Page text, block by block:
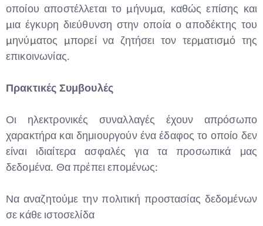
οποίου αποστέλλεται το µήνυµα, καθώς επίσης και
µια έγκυρη διεύθυνση στην οποία ο αποδέκτης του
µηνύµατος µπορεί να ζητήσει τον τερµατισµό της
επικοινωνίας.
Πρακτικές Συμβουλές
Οι ηλεκτρονικές συναλλαγές έχουν απρόσωπο
χαρακτήρα και δημιουργούν ένα έδαφος το οποίο δεν
είναι ιδιαίτερα ασφαλές για τα προσωπικά μας
δεδομένα. Θα πρέπει επομένως:
Να αναζητούμε την πολιτική προστασίας δεδομένων
σε κάθε ιστοσελίδα